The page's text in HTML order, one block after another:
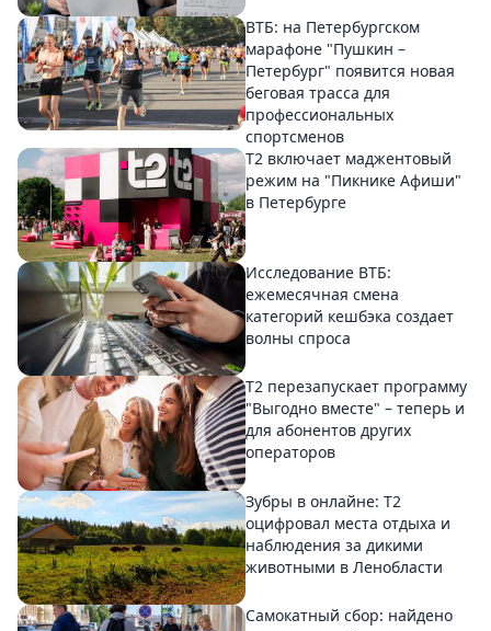
ВТБ: на Петербургском
марафоне "Пушкин –
Петербург" появится новая
беговая трасса для
профессиональных
спортсменов
Т2 включает маджентовый
режим на "Пикнике Афиши"
в Петербурге
Исследование ВТБ:
ежемесячная смена
категорий кешбэка создает
волны спроса
Т2 перезапускает программу
"Выгодно вместе" – теперь и
для абонентов других
операторов
Зубры в онлайне: Т2
оцифровал места отдыха и
наблюдения за дикими
животными в Ленобласти
Самокатный сбор: найдено